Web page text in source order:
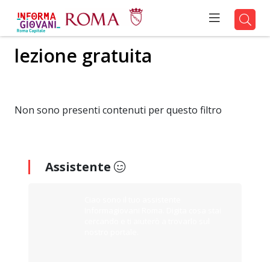
lezione gratuita
Non sono presenti contenuti per questo filtro
Assistente